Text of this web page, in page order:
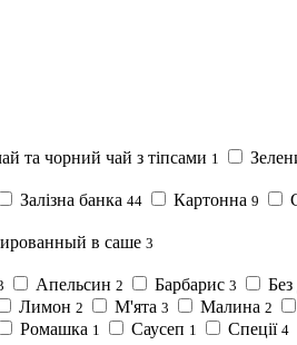
та чорний чай з тіпсами 1
Залізна банка 44 Картонна 9
в саше 3
Апельсин 2 Барбарис 3
Лимон 2 М'ята 3 Малина 2
Ромашка 1 Саусеп 1 Спеції 4